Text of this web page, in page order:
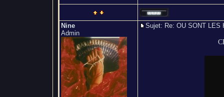
Nine
Admin
Sujet: Re: OU SONT